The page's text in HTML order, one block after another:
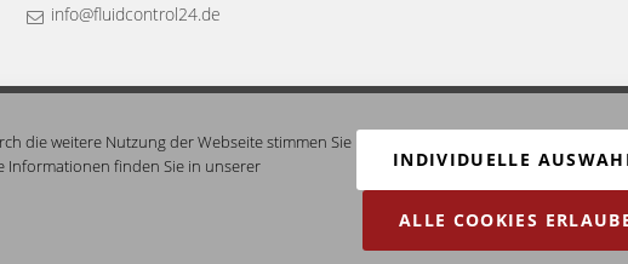
die weitere Nutzung der Webseite stimmen Sie
Informationen finden Sie in unserer
INDIVIDUELLE
ALLE COOKIES
info@fluidcontrol24.de
B2C